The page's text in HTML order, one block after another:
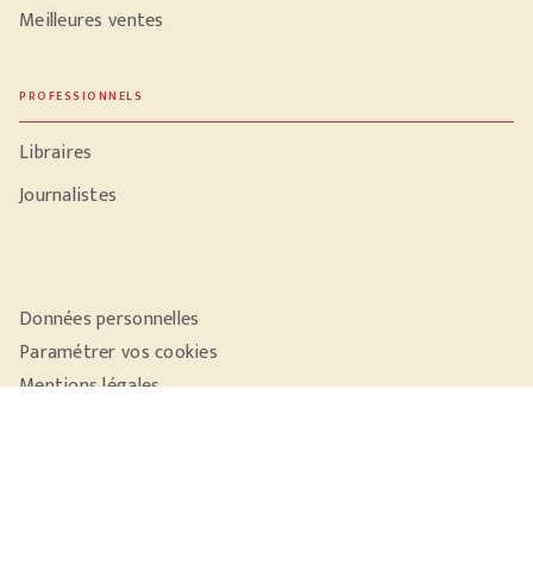
Meilleures ventes
PROFESSIONNELS
Libraires
Journalistes
Données personnelles
Paramétrer vos cookies
Mentions légales